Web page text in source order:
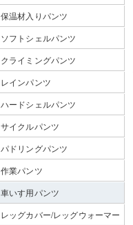
保温材入りパンツ
ソフトシェルパンツ
クライミングパンツ
レインパンツ
ハードシェルパンツ
サイクルパンツ
パドリングパンツ
作業パンツ
車いす用パンツ
レッグカバー/レッグウォーマー